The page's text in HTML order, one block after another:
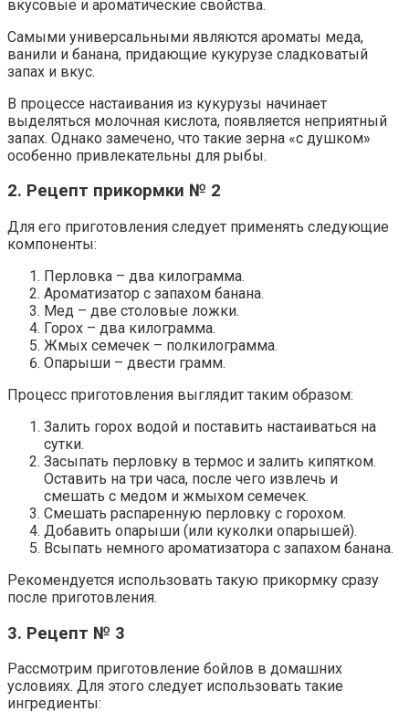
вкусовые и ароматические свойства.
Самыми универсальными являются ароматы меда,
ванили и банана, придающие кукурузе сладковатый
запах и вкус.
В процессе настаивания из кукурузы начинает
выделяться молочная кислота, появляется неприятный
запах. Однако замечено, что такие зерна «с душком»
особенно привлекательны для рыбы.
2. Рецепт прикормки № 2
Для его приготовления следует применять следующие
компоненты:
Перловка – два килограмма.
Ароматизатор с запахом банана.
Мед – две столовые ложки.
Горох – два килограмма.
Жмых семечек – полкилограмма.
Опарыши – двести грамм.
Процесс приготовления выглядит таким образом:
Залить горох водой и поставить настаиваться на
сутки.
Засыпать перловку в термос и залить кипятком.
Оставить на три часа, после чего извлечь и
смешать с медом и жмыхом семечек.
Смешать распаренную перловку с горохом.
Добавить опарыши (или куколки опарышей).
Всыпать немного ароматизатора с запахом банана.
Рекомендуется использовать такую прикормку сразу
после приготовления.
3. Рецепт № 3
Рассмотрим приготовление бойлов в домашних
условиях. Для этого следует использовать такие
ингредиенты: